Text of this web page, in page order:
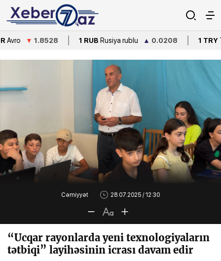
1 RUB Rusiya rublu ▲0.0208 1 TRY Türkiyə lirəsi
Cəmiyyət 28.07.2025 / 12:30
“Ucqar rayonlarda yeni texnologiyaların
tətbiqi” layihəsinin icrası davam edir